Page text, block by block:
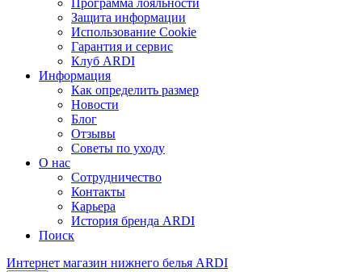
Программа лояльности
Защита информации
Использование Cookie
Гарантия и сервис
Клуб ARDI
Информация
Как определить размер
Новости
Блог
Отзывы
Советы по уходу
О нас
Сотрудничество
Контакты
Карьера
История бренда ARDI
Поиск
Интернет магазин нижнего белья ARDI